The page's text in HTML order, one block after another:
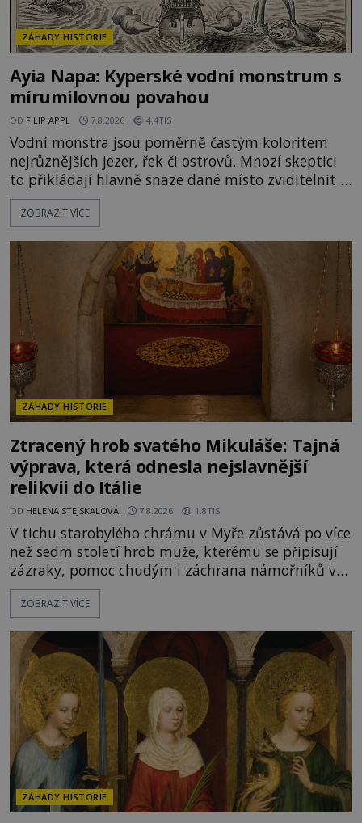
ZÁHADY HISTORIE
Ayia Napa: Kyperské vodní monstrum s
mírumilovnou povahou
OD FILIP APPL 7.8.2026 4.4TIS
Vodní monstra jsou poměrně častým koloritem
nejrůznějších jezer, řek či ostrovů. Mnozí skeptici
to přikládají hlavně snaze dané místo zviditelnit a
přitáhnout k němu pozornost záhadám
nakloněných turistů. Je to také případ kyperského
legendami o něm ukrývat nějaký pravdivý základ?
V blízkosti Mysu Greco, jak se přez
ZOBRAZIT VÍCE
ZÁHADY HISTORIE
Ztracený hrob svatého Mikuláše: Tajná
výprava, která odnesla nejslavnější
relikvii do Itálie
OD HELENA STEJSKALOVÁ 7.8.2026 1.8TIS
V tichu starobylého chrámu v Myře zůstává po více
než sedm století hrob muže, kterému se připisují
zázraky, pomoc chudým i záchrana námořníků v
bouřích. Pak ale přichází rok 1087 a klidné místo
se mění v dějiště podivné noční výpravy. Skupina
Mikuláše a odváží jeho ostatky přes moře do Bari.
Je to zbožná záchrana před nebezpečím, nebo
promyšlená krádež,
ZOBRAZIT VÍCE
ZÁHADY HISTORIE